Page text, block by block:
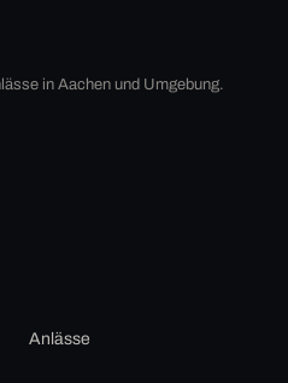
in Aachen und Umgebung.
Anlässe